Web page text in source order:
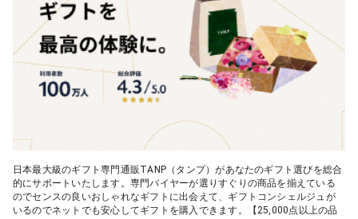
日本最大級のギフト専門通販TANP（タンプ）があなたのギフト選びを総合
的にサポートいたします。専門バイヤーが選りすぐりの商品を揃えている
のでセンスの良いおしゃれなギフトに出会えて、ギフトコンシェルジュが
いるのでネットでも安心してギフトを購入できます。【25,000点以上の品